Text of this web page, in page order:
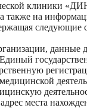
клиники
также на
следующие
места